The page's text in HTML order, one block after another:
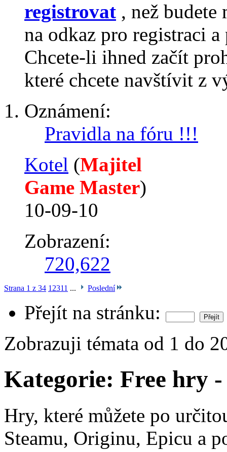
registrovat , než
na odkaz pro registraci
Chcete-li ihned začít
které chcete navštívit z
Oznámení:
Pravidla na fóru !!!
Kotel ‎(Majitel
Game Master)
10-09-10
Zobrazení:
720,622
Strana 1 z 34 1 2311 ... Poslední
Přejít na stránku:
Zobrazuji témata od 1 do
Kategorie: Free hry
Hry, které můžete po
Steamu, Originu, Epicu a